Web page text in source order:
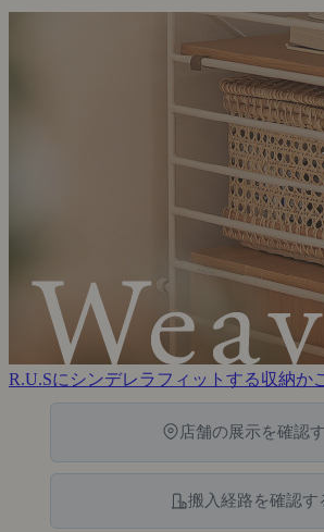
R.U.Sにシンデレラフィットする収納か
店舗の展示を確認
搬入経路を確認す